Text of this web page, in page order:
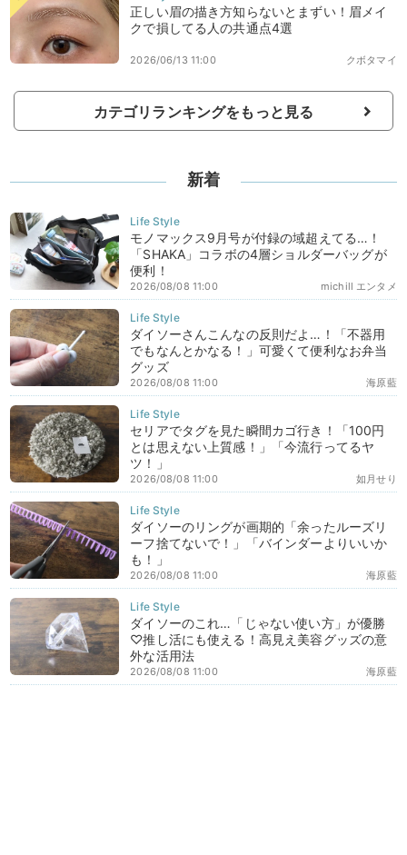
正しい眉の描き方知らないとまずい！眉メイ
クで損してる人の共通点4選
クボタマイ
2026/06/13 11:00
カテゴリランキングをもっと見る
新着
モノマックス9月号が付録の域超えてる…！
「SHAKA」コラボの4層ショルダーバッグが
便利！
michill エンタメ
2026/08/08 11:00
ダイソーさんこんなの反則だよ…！「不器用
でもなんとかなる！」可愛くて便利なお弁当
グッズ
海原藍
2026/08/08 11:00
セリアでタグを見た瞬間カゴ行き！「100円
とは思えない上質感！」「今流行ってるヤ
ツ！」
如月せり
2026/08/08 11:00
ダイソーのリングが画期的「余ったルーズリ
ーフ捨てないで！」「バインダーよりいいか
も！」
海原藍
2026/08/08 11:00
ダイソーのこれ…「じゃない使い方」が優勝
♡推し活にも使える！高見え美容グッズの意
外な活用法
海原藍
2026/08/08 11:00